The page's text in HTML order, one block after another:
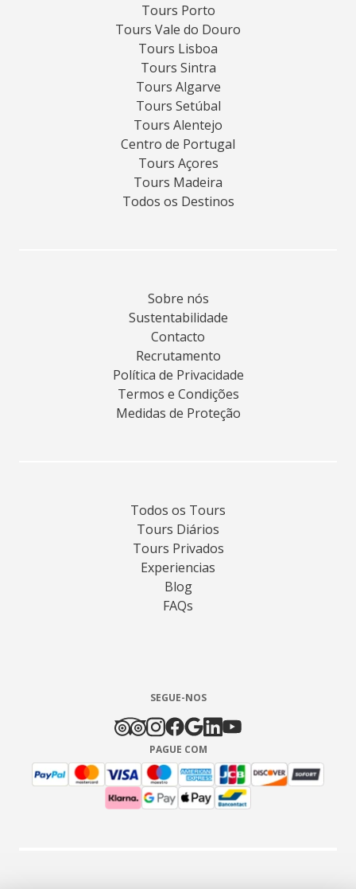
Tours Porto
Tours Vale do Douro
Tours Lisboa
Tours Sintra
Tours Algarve
Tours Setúbal
Tours Alentejo
Centro de Portugal
Tours Açores
Tours Madeira
Todos os Destinos
Sobre nós
Sustentabilidade
Contacto
Recrutamento
Política de Privacidade
Termos e Condições
Medidas de Proteção
Todos os Tours
Tours Diários
Tours Privados
Experiencias
Blog
FAQs
SEGUE-NOS
PAGUE COM